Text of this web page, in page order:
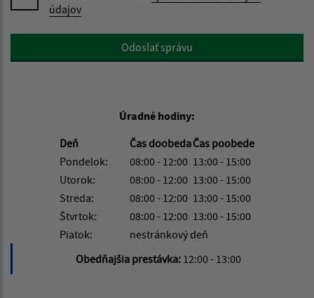
údajov
Google reCaptcha ResponseOdoslať správu
Úradné hodiny:
Deň
Čas doobedaČas poobede
Pondelok:
08:00 - 12:00 13:00 - 15:00
Utorok:
08:00 - 12:00 13:00 - 15:00
Streda:
08:00 - 12:00 13:00 - 15:00
Štvrtok:
08:00 - 12:00 13:00 - 15:00
Piatok:
nestránkový deň
Obedňajšia prestávka: 12:00 - 13:00